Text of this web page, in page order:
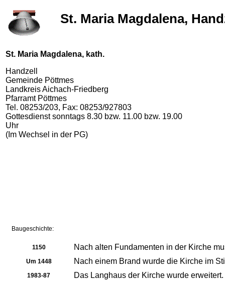
St. Maria Magdalena,
St. Maria Magdalena, kath.
Handzell
Gemeinde Pöttmes
Landkreis Aichach-Friedberg
Pfarramt Pöttmes
Tel. 08253/203, Fax: 08253/927803
Gottesdienst sonntags 8.30 bzw. 11.00 bzw. 19.00
Uhr
(Im Wechsel in der PG)
Baugeschichte:
1150 Nach alten Fundamenten in der Kirche
Um 1448 Nach einem Brand wurde die Kirche im
1983-87 Das Langhaus der Kirche wurde erweitert.